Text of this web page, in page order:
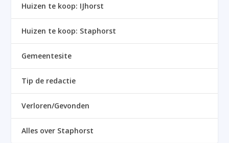
Huizen te koop: IJhorst
Huizen te koop: Staphorst
Gemeentesite
Tip de redactie
Verloren/Gevonden
Alles over Staphorst